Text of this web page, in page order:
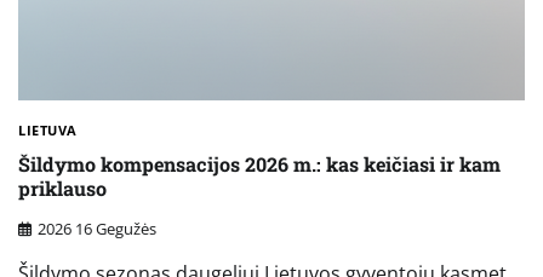
LIETUVA
Šildymo kompensacijos 2026 m.: kas keičiasi ir kam
priklauso
2026 16 Gegužės